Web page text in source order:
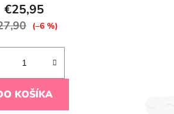
€25,95
(–6 %)
KOŠÍKA